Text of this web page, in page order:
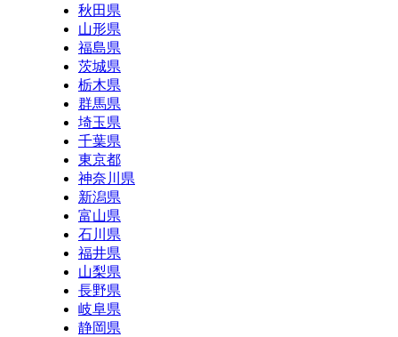
秋田県
山形県
福島県
茨城県
栃木県
群馬県
埼玉県
千葉県
東京都
神奈川県
新潟県
富山県
石川県
福井県
山梨県
長野県
岐阜県
静岡県